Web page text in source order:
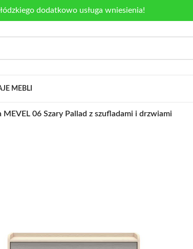
dodatkowo usługa wniesienia!
MEBLI
MEVEL 06 Szary Pallad z szufladami i drzwiami